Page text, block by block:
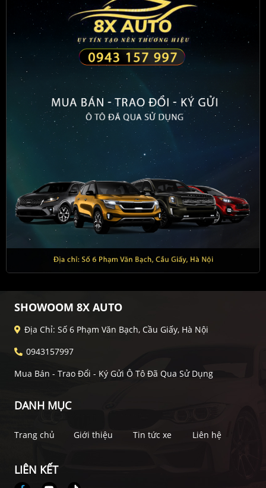
SHOWOOM 8X AUTO
Địa Chỉ: Số 6 Phạm Văn Bạch, Cầu Giấy, Hà Nội
0943157997
Mua Bán - Trao Đổi - Ký Gửi Ô Tô Đã Qua Sử Dụng
DANH MỤC
Trang chủ Giới thiệu Tin tức xe Liên hệ
LIÊN KẾT